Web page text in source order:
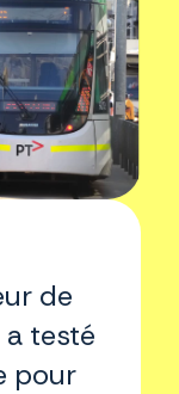
de
a testé
pour